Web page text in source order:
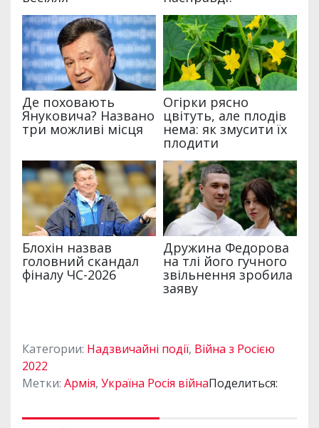
Категории: Надзвичайні події, Війна з Росією
2022
Метки: Армія, Україна Росія війнаПоделиться: